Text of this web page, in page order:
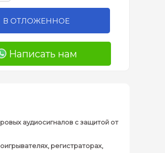
В ОТЛОЖЕННОЕ
Написать нам
аудиосигналов с защитой от
регистраторах,